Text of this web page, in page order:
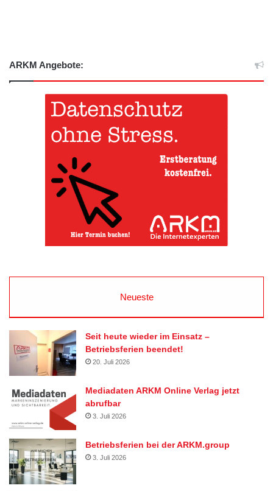
ARKM Angebote:
Neueste
Seit heute wieder im Einsatz –
Betriebsferien beendet!
20. Juli 2026
Mediadaten ARKM Online Verlag jetzt
abrufbar
3. Juli 2026
Betriebsferien bei der ARKM.group
3. Juli 2026